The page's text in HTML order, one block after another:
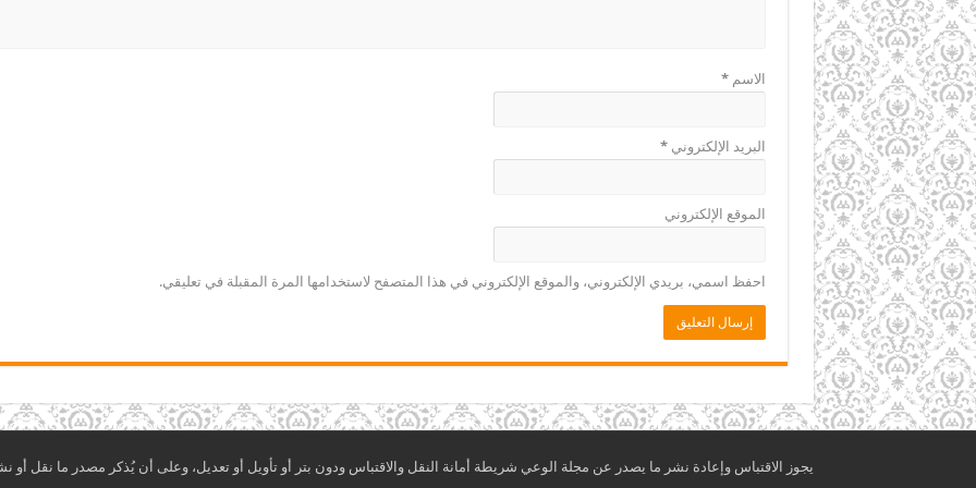
الاسم*
البريد الإلكتروني*
الموقع الإلكتروني
احفظ اسمي، بريدي الإلكتروني، والموقع الإلكتروني في هذا المتصفح لاستخدامها المرة المقبلة في تعليقي.
يجوز الاقتباس وإعادة نشر ما يصدر عن مجلة الوعي شريطة أمانة النقل والاقتباس ودون بتر أو تأويل أو تعديل، وعلى أن يُذكر مصدر ما نقل أو